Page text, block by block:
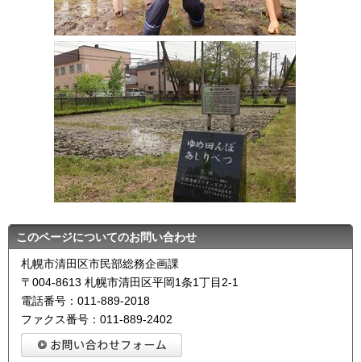
このページについてのお問い合わせ
札幌市清田区市民部総務企画課
〒004-8613 札幌市清田区平岡1条1丁目2-1
電話番号：011-889-2018
ファクス番号：011-889-2402